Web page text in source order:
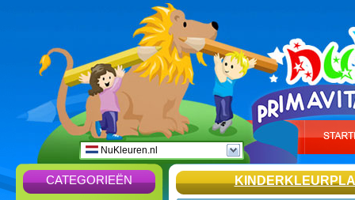
NuKleuren.nl
CATEGORIEËN